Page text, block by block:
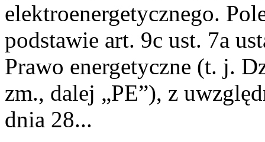
elektroenergetycznego.
podstawie art. 9c ust. 7a
Prawo energetyczne (t. j.
zm., dalej „PE”), z
dnia 28...